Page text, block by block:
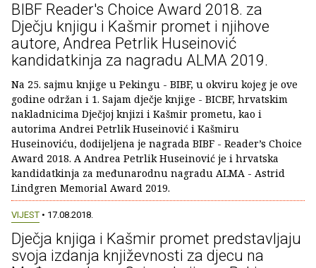
BIBF Reader's Choice Award 2018. za
Dječju knjigu i Kašmir promet i njihove
autore, Andrea Petrlik Huseinović
kandidatkinja za nagradu ALMA 2019.
Na 25. sajmu knjige u Pekingu - BIBF, u okviru kojeg je ove
godine održan i 1. Sajam dječje knjige - BICBF, hrvatskim
nakladnicima Dječjoj knjizi i Kašmir prometu, kao i
autorima Andrei Petrlik Huseinović i Kašmiru
Huseinoviću, dodijeljena je nagrada BIBF - Reader’s Choice
Award 2018. A Andrea Petrlik Huseinović je i hrvatska
kandidatkinja za međunarodnu nagradu ALMA - Astrid
Lindgren Memorial Award 2019.
VIJEST • 17.08.2018.
Dječja knjiga i Kašmir promet predstavljaju
svoja izdanja književnosti za djecu na